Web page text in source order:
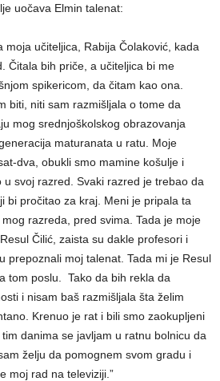
uočava Elmin talenat:
učiteljica, Rabija Čolaković, kada
Čitala bih priče, a učiteljica bi me
spikericom, da čitam kao ona.
biti, niti sam razmišljala o tome da
mog srednjoškolskog obrazovanja
maturanata u ratu. Moje
dva, obukli smo mamine košulje i
svoj razred. Svaki razred je trebao da
bi pročitao za kraj. Meni je pripala ta
razreda, pred svima. Tada je moje
Čilić, zaista su dakle profesori i
prepoznali moj talenat. Tada mi je Resul
tom poslu. Tako da bih rekla da
i nisam baš razmišljala šta želim
Krenuo je rat i bili smo zaokupljeni
danima se javljam u ratnu bolnicu da
želju da pomognem svom gradu i
moj rad na televiziji.”